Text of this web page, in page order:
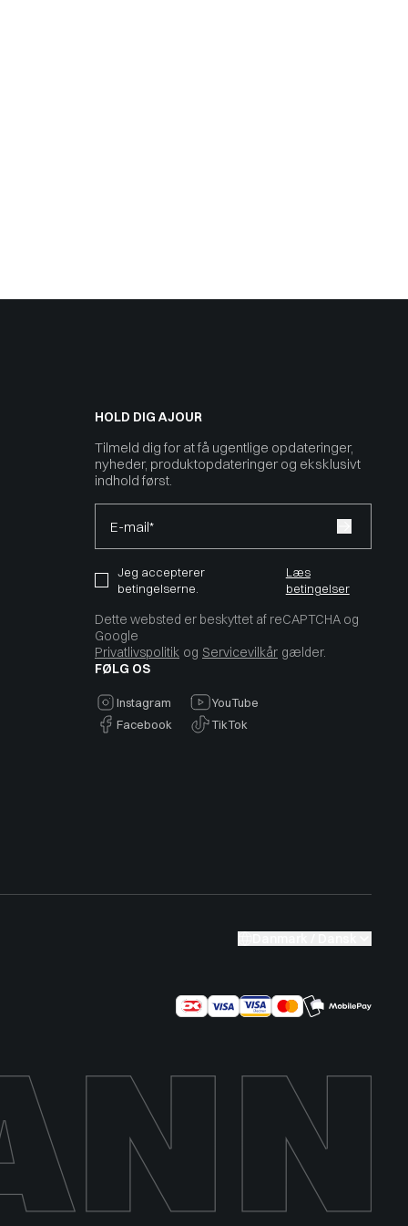
FØLG OS
Instagram
YouTube
Facebook
TikTok
HOLD DIG AJOUR
Tilmeld dig for at få ugentlige opdateringer,
nyheder, produktopdateringer og eksklusivt
indhold først.
E-mail*
Jeg accepterer
betingelserne.
Læs
betingelser
Dette websted er beskyttet af reCAPTCHA og
Google
Privatlivspolitik og Servicevilkår gælder.